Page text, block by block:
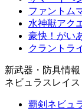
ファントム
水神獣アク
豪快！がい
クラントラ
新武器・防具情報
ネビュラスレイス
覇剣ネビュ